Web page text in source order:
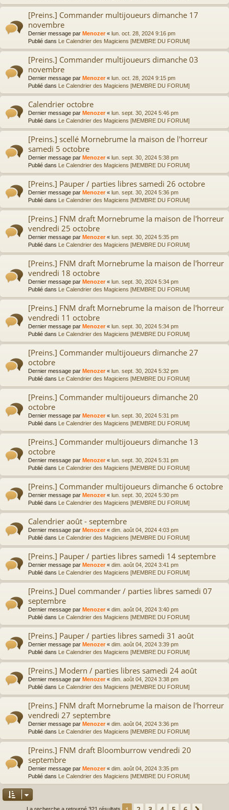
[Preins.] Commander multijoueurs dimanche 17
novembre
Dernier message par Menozer« lun. oct. 28, 2024 9:16 pm
Publié dans Le Calendrier des Magiciens [MEMBRE DU FORUM]
[Preins.] Commander multijoueurs dimanche 03
novembre
Dernier message par Menozer« lun. oct. 28, 2024 9:15 pm
Publié dans Le Calendrier des Magiciens [MEMBRE DU FORUM]
Calendrier octobre
Dernier message par Menozer« lun. sept. 30, 2024 5:46 pm
Publié dans Le Calendrier des Magiciens [MEMBRE DU FORUM]
[Preins.] scellé Mornebrume la maison de l'horreur
samedi 5 octobre
Dernier message par Menozer« lun. sept. 30, 2024 5:38 pm
Publié dans Le Calendrier des Magiciens [MEMBRE DU FORUM]
[Preins.] Pauper / parties libres samedi 26 octobre
Dernier message par Menozer« lun. sept. 30, 2024 5:36 pm
Publié dans Le Calendrier des Magiciens [MEMBRE DU FORUM]
[Preins.] FNM draft Mornebrume la maison de l'horreur
vendredi 25 octobre
Dernier message par Menozer« lun. sept. 30, 2024 5:35 pm
Publié dans Le Calendrier des Magiciens [MEMBRE DU FORUM]
[Preins.] FNM draft Mornebrume la maison de l'horreur
vendredi 18 octobre
Dernier message par Menozer« lun. sept. 30, 2024 5:34 pm
Publié dans Le Calendrier des Magiciens [MEMBRE DU FORUM]
[Preins.] FNM draft Mornebrume la maison de l'horreur
vendredi 11 octobre
Dernier message par Menozer« lun. sept. 30, 2024 5:34 pm
Publié dans Le Calendrier des Magiciens [MEMBRE DU FORUM]
[Preins.] Commander multijoueurs dimanche 27
octobre
Dernier message par Menozer« lun. sept. 30, 2024 5:32 pm
Publié dans Le Calendrier des Magiciens [MEMBRE DU FORUM]
[Preins.] Commander multijoueurs dimanche 20
octobre
Dernier message par Menozer« lun. sept. 30, 2024 5:31 pm
Publié dans Le Calendrier des Magiciens [MEMBRE DU FORUM]
[Preins.] Commander multijoueurs dimanche 13
octobre
Dernier message par Menozer« lun. sept. 30, 2024 5:31 pm
Publié dans Le Calendrier des Magiciens [MEMBRE DU FORUM]
[Preins.] Commander multijoueurs dimanche 6 octobre
Dernier message par Menozer« lun. sept. 30, 2024 5:30 pm
Publié dans Le Calendrier des Magiciens [MEMBRE DU FORUM]
Calendrier août - septembre
Dernier message par Menozer« dim. août 04, 2024 4:03 pm
Publié dans Le Calendrier des Magiciens [MEMBRE DU FORUM]
[Preins.] Pauper / parties libres samedi 14 septembre
Dernier message par Menozer« dim. août 04, 2024 3:41 pm
Publié dans Le Calendrier des Magiciens [MEMBRE DU FORUM]
[Preins.] Duel commander / parties libres samedi 07
septembre
Dernier message par Menozer« dim. août 04, 2024 3:40 pm
Publié dans Le Calendrier des Magiciens [MEMBRE DU FORUM]
[Preins.] Pauper / parties libres samedi 31 août
Dernier message par Menozer« dim. août 04, 2024 3:39 pm
Publié dans Le Calendrier des Magiciens [MEMBRE DU FORUM]
[Preins.] Modern / parties libres samedi 24 août
Dernier message par Menozer« dim. août 04, 2024 3:38 pm
Publié dans Le Calendrier des Magiciens [MEMBRE DU FORUM]
[Preins.] FNM draft Mornebrume la maison de l'horreur
vendredi 27 septembre
Dernier message par Menozer« dim. août 04, 2024 3:36 pm
Publié dans Le Calendrier des Magiciens [MEMBRE DU FORUM]
[Preins.] FNM draft Bloomburrow vendredi 20
septembre
Dernier message par Menozer« dim. août 04, 2024 3:35 pm
Publié dans Le Calendrier des Magiciens [MEMBRE DU FORUM]